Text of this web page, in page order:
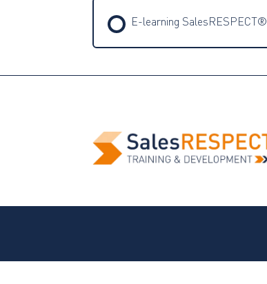
E-learning SalesRESPECT®
TRAINING PROGRESSIE